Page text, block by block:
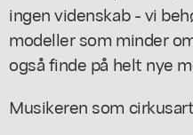
ingen videnskab - vi
modeller som minder
også finde på helt nye
Musikeren som